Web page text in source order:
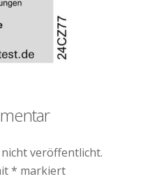
veröffentlicht.
* markiert